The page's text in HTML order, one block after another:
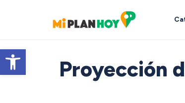
Abrir barra de herramientas
Proyección